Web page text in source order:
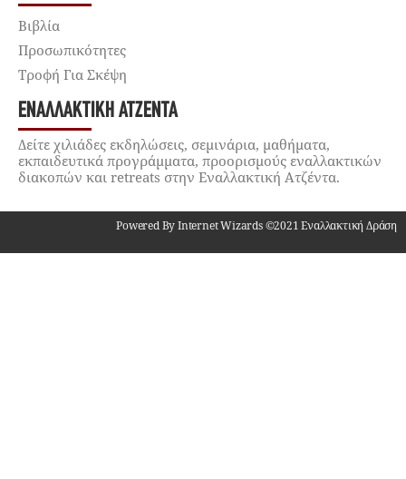
Βιβλία
Προσωπικότητες
Τροφή Για Σκέψη
ΕΝΑΛΛΑΚΤΙΚΉ ΑΤΖΈΝΤΑ
Δείτε χιλιάδες εκδηλώσεις, σεμινάρια, μαθήματα,
εκπαιδευτικά προγράμματα, προορισμούς εναλλακτικών
διακοπών και retreats στην Εναλλακτική Ατζέντα.
Powered By Internet Wizards ©2021 Εναλλακτική Δράση